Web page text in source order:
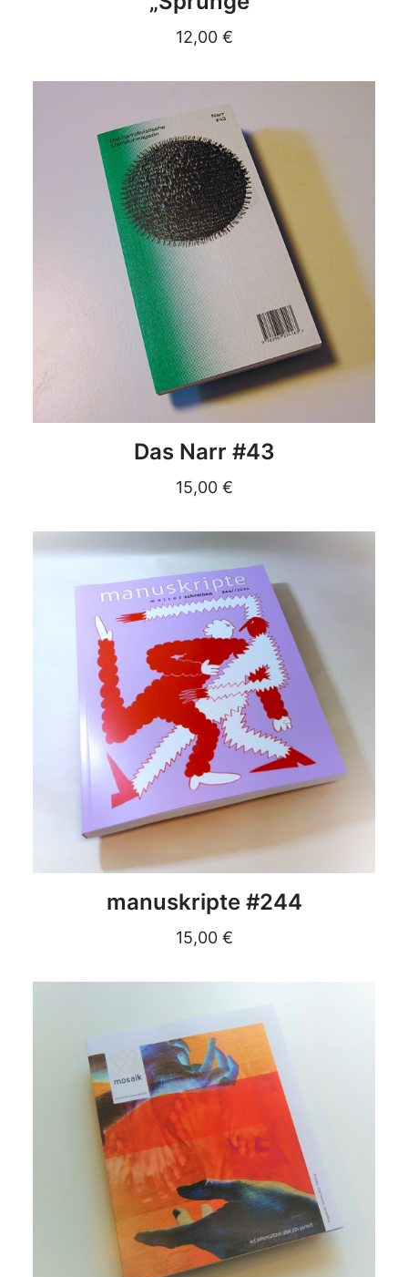
12,00 €
DETAILS
Das Narr #43
15,00 €
DETAILS
manuskripte #244
15,00 €